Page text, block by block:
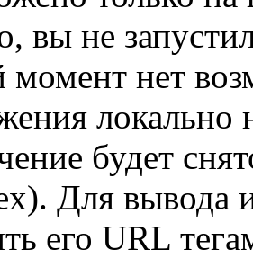
вы не
момент нет
локально
будет
Для вывода
его URL